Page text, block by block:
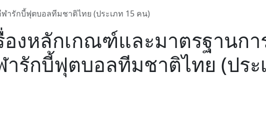
ารักบี้ฟุตบอลทีมชาติไทย (ประเภท 15 คน)
องหลักเกณฑ์และมาตรฐานก
ารักบี้ฟุตบอลทีมชาติไทย (ประ